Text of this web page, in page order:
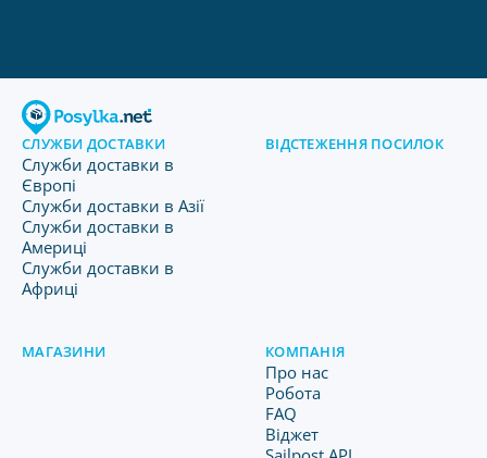
СЛУЖБИ ДОСТАВКИ
Служби доставки в
Європі
Служби доставки в Азії
Служби доставки в
Америці
Служби доставки в
Африці
ВІДСТЕЖЕННЯ ПОСИЛОК
МАГАЗИНИ КОМПАНІЯ
Про нас
Робота
FAQ
Віджет